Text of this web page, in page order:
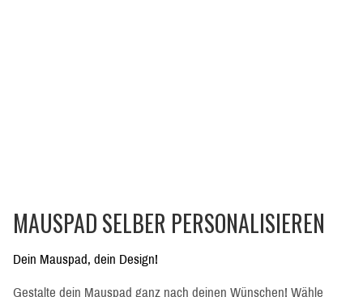
MAUSPAD SELBER PERSONALISIEREN
Dein Mauspad, dein Design!
Gestalte dein Mauspad ganz nach deinen Wünschen! Wähle